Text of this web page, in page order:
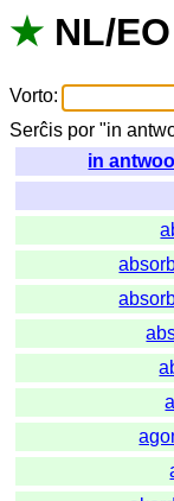
★ NL/EO
Vorto:
Serĉis por "in
in